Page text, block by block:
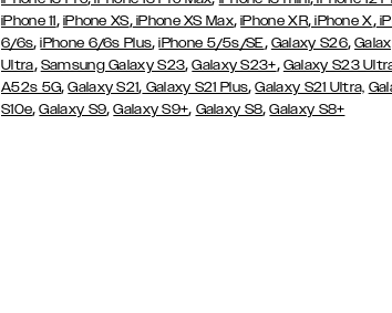
iPhone 11, iPhone XS,iPhone XS Max,iPhone XR,iPhone X,
6/6s,iPhone 6/6s Plus,iPhone 5/5s/SE, Galaxy S26,
Ultra, Samsung Galaxy S23,Galaxy S23+, Galaxy S23
A52s 5G,Galaxy S21, Galaxy S21 Plus,Galaxy S21 Ultra,
S10e,Galaxy S9,Galaxy S9+, Galaxy S8,Galaxy S8+